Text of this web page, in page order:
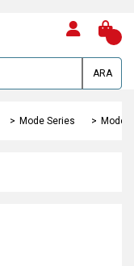
ARA
Mode Series Mode